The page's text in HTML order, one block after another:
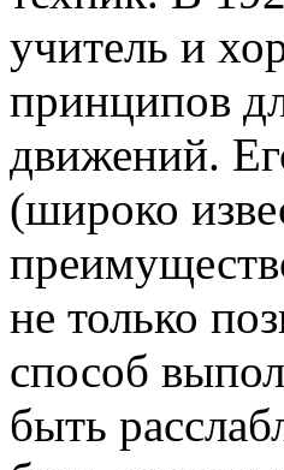
учитель и
принципов
движений.
(широко
не только
способ
быть